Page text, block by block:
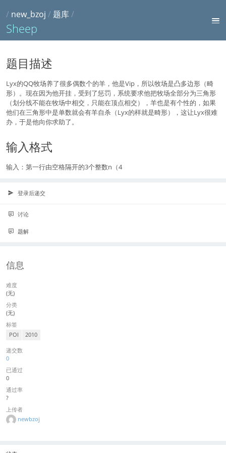
/ new_bzoj / 题库/
Sheep
题目描述
Lyx的QQ牧场养了很多偶数个的羊，他是Vip，所以牧场是凸多边形（畸
形）。现在因为他开挂，受到了惩罚，系统要求他把牧场全部分为三角形
（划分线不能在牧场中相交，只能在顶点相交），羊也是有个性的，如果
他们在三角形中是单数就会有羊自杀（Lyx的样就是畸形），这让Lyx很难
办，于是他向你求助了。
输入格式
输入：第一行由空格隔开的3个整数n（4
登录后递交
讨论
题解
信息
难度
(无)
分类
(无)
标签
POI 2010
递交数
0
已通过
0
通过率
?
上传者
newbzoj